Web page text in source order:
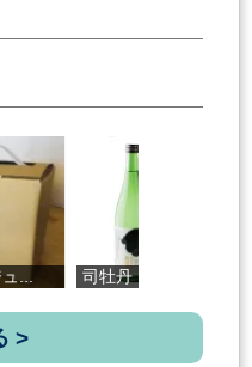
... 司牡丹 無濾...
>